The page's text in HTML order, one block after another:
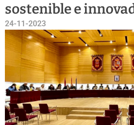
sostenible e
24-11-2023